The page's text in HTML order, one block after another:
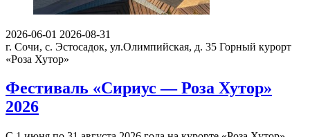
2026-06-01 2026-08-31
г. Сочи, с. Эстосадок, ул.Олимпийская, д. 35 Горный курорт
«Роза Хутор»
Фестиваль «Сириус — Роза Хутор»
2026